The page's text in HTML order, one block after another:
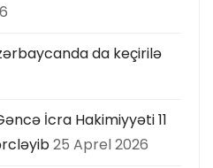
da keçirilə
İcra Hakimiyyəti 11
25 Aprel 2026